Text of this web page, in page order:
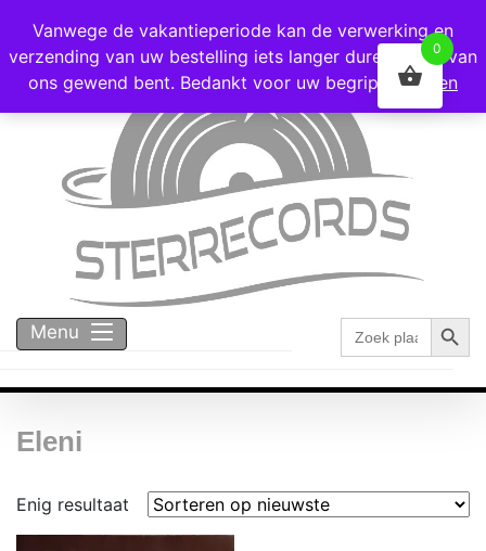
Voor 16:00 besteld = vandaag verzonden!
Menu
Zoek
naar:
Eleni
Enig resultaat
Vanwege de vakantieperiode kan de verwerking en
verzending van uw bestelling iets langer duren dan u van
ons gewend bent. Bedankt voor uw begrip!
Negeren
0